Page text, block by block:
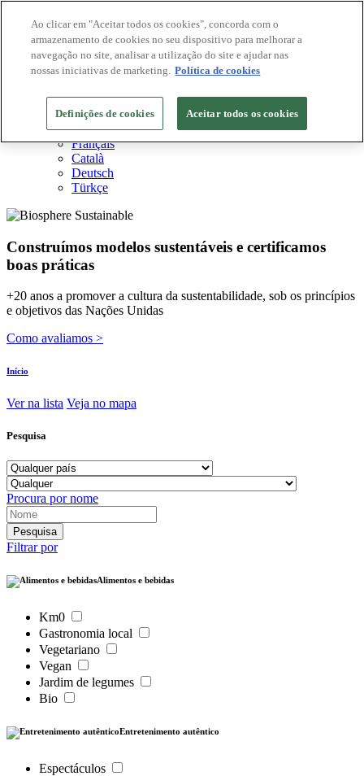
Destinos Biosphere
Empresas Biosphere
Como avaliamos
PT
English
Español
Français
Català
Deutsch
Türkçe
Construímos modelos sustentáveis ​​e certificamos
boas práticas
+20 anos a promover a cultura da sustentabilidade, sob os princípios
e objetivos das Nações Unidas
Como avaliamos >
Início
Ver na lista Veja no mapa
Pesquisa
Procura por nome
Filtrar por
Alimentos e bebidas
Km0
Gastronomia local
Vegetariano
Vegan
Jardim de legumes
Bio
Entretenimento autêntico
Espectáculos
Ao clicar em "Aceitar todos os cookies", concorda com o
armazenamento de cookies no seu dispositivo para melhorar a
navegação no site, analisar a utilização do site e ajudar nas
nossas iniciativas de marketing. Política de cookies
Definições de cookies Aceitar todos os cookies